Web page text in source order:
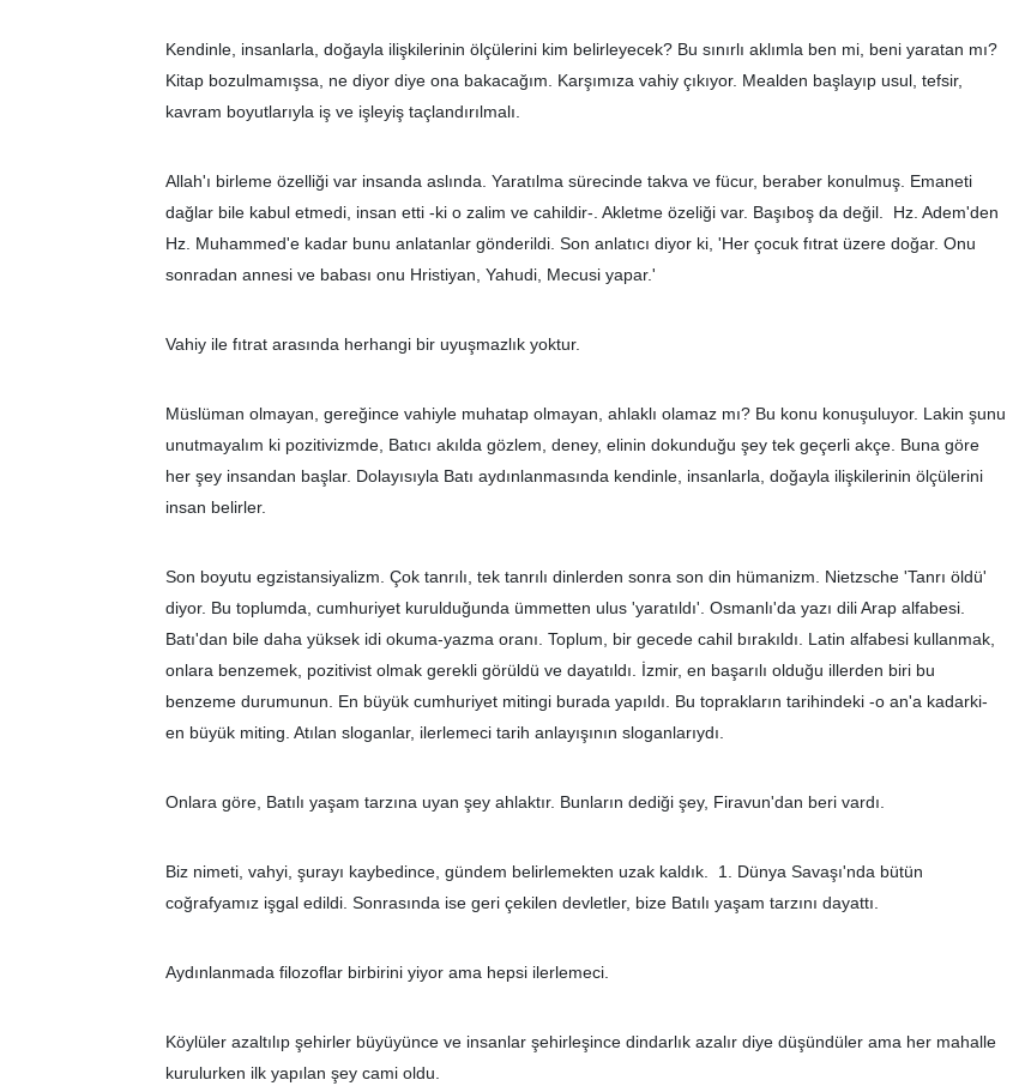
Kendinle, insanlarla, doğayla ilişkilerinin ölçülerini kim belirleyecek? Bu sınırlı aklımla ben mi, beni yaratan mı?
Kitap bozulmamışsa, ne diyor diye ona bakacağım. Karşımıza vahiy çıkıyor. Mealden başlayıp usul, tefsir,
kavram boyutlarıyla iş ve işleyiş taçlandırılmalı.
Allah'ı birleme özelliği var insanda aslında. Yaratılma sürecinde takva ve fücur, beraber konulmuş. Emaneti
dağlar bile kabul etmedi, insan etti -ki o zalim ve cahildir-. Akletme özeliği var. Başıboş da değil. Hz. Adem'den
Hz. Muhammed'e kadar bunu anlatanlar gönderildi. Son anlatıcı diyor ki, 'Her çocuk fıtrat üzere doğar. Onu
sonradan annesi ve babası onu Hristiyan, Yahudi, Mecusi yapar.'
Vahiy ile fıtrat arasında herhangi bir uyuşmazlık yoktur.
Müslüman olmayan, gereğince vahiyle muhatap olmayan, ahlaklı olamaz mı? Bu konu konuşuluyor. Lakin şunu
unutmayalım ki pozitivizmde, Batıcı akılda gözlem, deney, elinin dokunduğu şey tek geçerli akçe. Buna göre
her şey insandan başlar. Dolayısıyla Batı aydınlanmasında kendinle, insanlarla, doğayla ilişkilerinin ölçülerini
insan belirler.
Son boyutu egzistansiyalizm. Çok tanrılı, tek tanrılı dinlerden sonra son din hümanizm. Nietzsche 'Tanrı öldü'
diyor. Bu toplumda, cumhuriyet kurulduğunda ümmetten ulus 'yaratıldı'. Osmanlı'da yazı dili Arap alfabesi.
Batı'dan bile daha yüksek idi okuma-yazma oranı. Toplum, bir gecede cahil bırakıldı. Latin alfabesi kullanmak,
onlara benzemek, pozitivist olmak gerekli görüldü ve dayatıldı. İzmir, en başarılı olduğu illerden biri bu
benzeme durumunun. En büyük cumhuriyet mitingi burada yapıldı. Bu toprakların tarihindeki -o an'a kadarki-
en büyük miting. Atılan sloganlar, ilerlemeci tarih anlayışının sloganlarıydı.
Onlara göre, Batılı yaşam tarzına uyan şey ahlaktır. Bunların dediği şey, Firavun'dan beri vardı.
Biz nimeti, vahyi, şurayı kaybedince, gündem belirlemekten uzak kaldık. 1. Dünya Savaşı'nda bütün
coğrafyamız işgal edildi. Sonrasında ise geri çekilen devletler, bize Batılı yaşam tarzını dayattı.
Aydınlanmada filozoflar birbirini yiyor ama hepsi ilerlemeci.
Köylüler azaltılıp şehirler büyüyünce ve insanlar şehirleşince dindarlık azalır diye düşündüler ama her mahalle
kurulurken ilk yapılan şey cami oldu.